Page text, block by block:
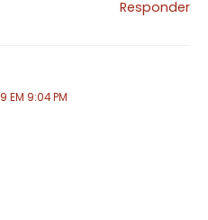
Responder
EM 9:04 PM